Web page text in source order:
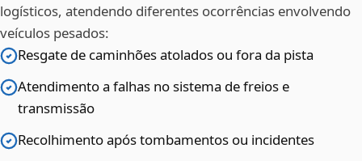
logísticos, atendendo diferentes ocorrências envolvendo
veículos pesados:
Resgate de caminhões atolados ou fora da pista
Atendimento a falhas no sistema de freios e
transmissão
Recolhimento após tombamentos ou incidentes